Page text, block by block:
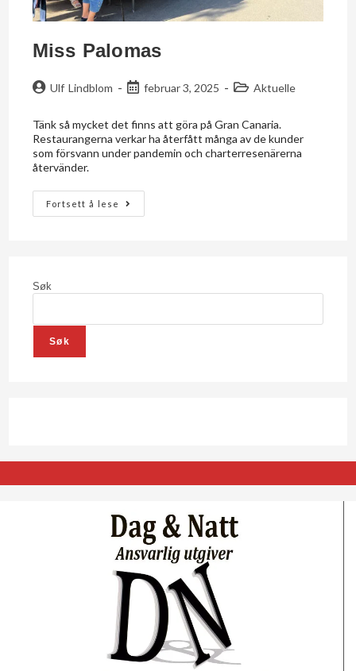
Miss Palomas
Ulf Lindblom februar 3, 2025 Aktuelle
Tänk så mycket det finns att göra på Gran Canaria.
Restaurangerna verkar ha återfått många av de kunder
som försvann under pandemin och charterresenärerna
återvänder.
Fortsett å lese
Søk
Søk